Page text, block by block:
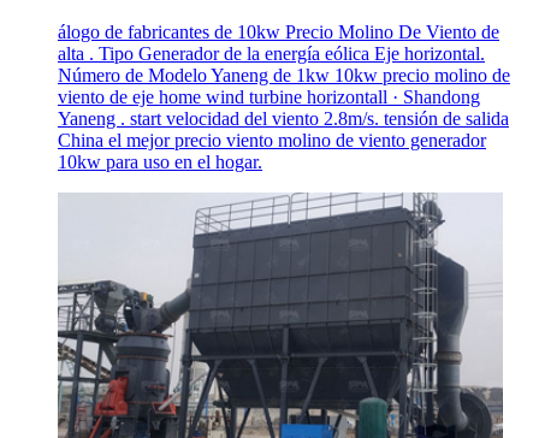
álogo de fabricantes de 10kw Precio Molino De Viento de
alta . Tipo Generador de la energía eólica Eje horizontal.
Número de Modelo Yaneng de 1kw 10kw precio molino de
viento de eje home wind turbine horizontall · Shandong
Yaneng . start velocidad del viento 2.8m/s. tensión de salida
China el mejor precio viento molino de viento generador
10kw para uso en el hogar.